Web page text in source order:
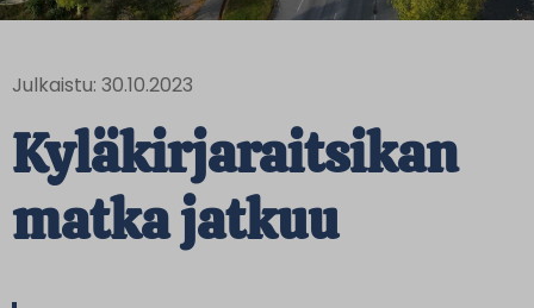
Julkaistu: 30.10.2023
Kyläkirjaraitsikan
matka jatkuu